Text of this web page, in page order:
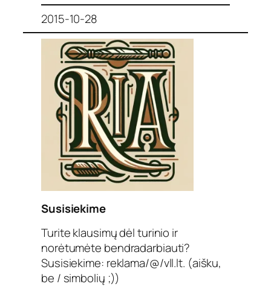
2015-10-28
Susisiekime
Turite klausimų dėl turinio ir
norėtumėte bendradarbiauti?
Susisiekime: reklama/@/vll.lt. (aišku,
be / simbolių ;))